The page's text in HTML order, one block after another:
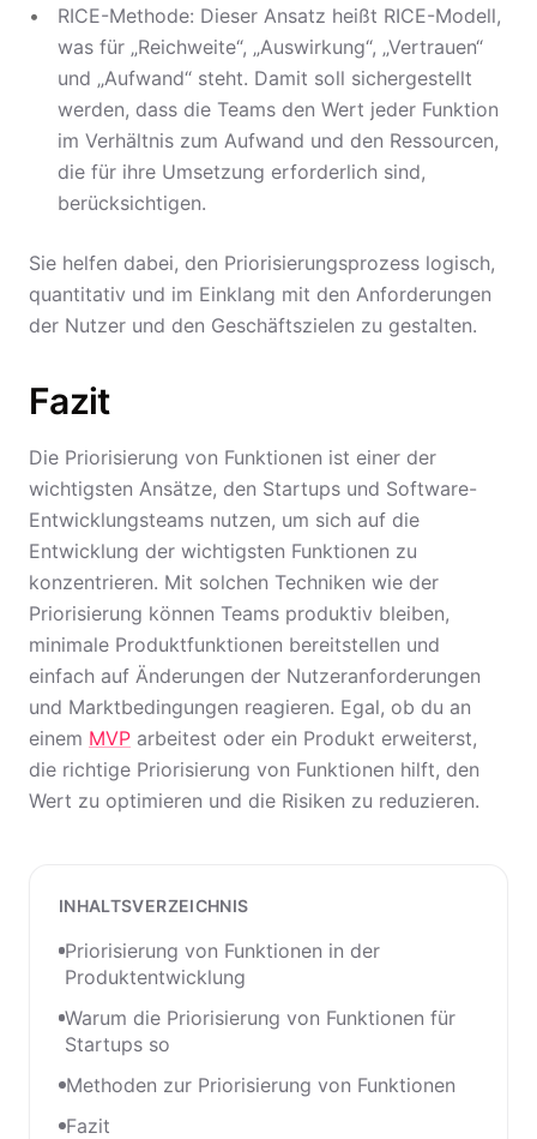
RICE-Methode: Dieser Ansatz heißt RICE-Modell,
was für „Reichweite“, „Auswirkung“, „Vertrauen“
und „Aufwand“ steht. Damit soll sichergestellt
werden, dass die Teams den Wert jeder Funktion
im Verhältnis zum Aufwand und den Ressourcen,
die für ihre Umsetzung erforderlich sind,
berücksichtigen.
Sie helfen dabei, den Priorisierungsprozess logisch,
quantitativ und im Einklang mit den Anforderungen
der Nutzer und den Geschäftszielen zu gestalten.
Fazit
Die Priorisierung von Funktionen ist einer der
wichtigsten Ansätze, den Startups und Software-
Entwicklungsteams nutzen, um sich auf die
Entwicklung der wichtigsten Funktionen zu
konzentrieren. Mit solchen Techniken wie der
Priorisierung können Teams produktiv bleiben,
minimale Produktfunktionen bereitstellen und
einfach auf Änderungen der Nutzeranforderungen
und Marktbedingungen reagieren. Egal, ob du an
einem MVP arbeitest oder ein Produkt erweiterst,
die richtige Priorisierung von Funktionen hilft, den
Wert zu optimieren und die Risiken zu reduzieren.
INHALTSVERZEICHNIS
Priorisierung von Funktionen in der
Produktentwicklung
Warum die Priorisierung von Funktionen für
Startups so
Methoden zur Priorisierung von Funktionen
Fazit